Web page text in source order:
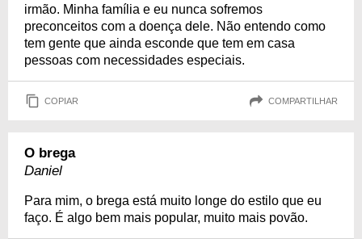
irmão. Minha família e eu nunca sofremos
preconceitos com a doença dele. Não entendo como
tem gente que ainda esconde que tem em casa
pessoas com necessidades especiais.
COPIAR COMPARTILHAR
O brega
Daniel
Para mim, o brega está muito longe do estilo que eu
faço. É algo bem mais popular, muito mais povão.